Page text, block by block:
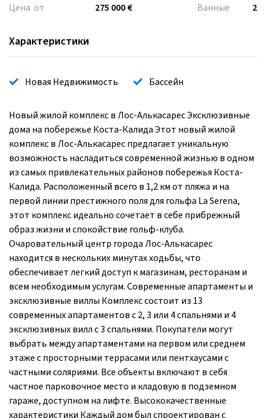
Цена от
275 000 €
Ванные
2
Характеристики
Новая Недвижимость Бассейн
Новый жилой комплекс в Лос-Алькасарес Эксклюзивные
дома на побережье Коста-Калида Этот новый жилой
комплекс в Лос-Алькасарес предлагает уникальную
возможность насладиться современной жизнью в одном
из самых привлекательных районов побережья Коста-
Калида. Расположенный всего в 1,2 км от пляжа и на
первой линии престижного поля для гольфа La Serena,
этот комплекс идеально сочетает в себе прибрежный
образ жизни и спокойствие гольф-клуба.
Очаровательный центр города Лос-Алькасарес
находится в нескольких минутах ходьбы, что
обеспечивает легкий доступ к магазинам, ресторанам и
всем необходимым услугам. Современные апартаменты и
эксклюзивные виллы Комплекс состоит из 13
современных апартаментов с 2, 3 или 4 спальнями и 4
эксклюзивных вилл с 3 спальнями. Покупатели могут
выбрать между апартаментами на первом или среднем
этаже с просторными террасами или пентхаусами с
частными соляриями. Все объекты включают в себя
частное парковочное место и кладовую в подземном
гараже, доступном на лифте. Высококачественные
характеристики Каждый дом был спроектирован с